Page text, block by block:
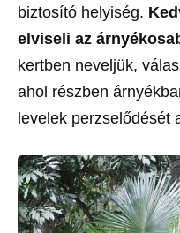
biztosító helyiség.
elviseli az
kertben neveljük,
ahol részben
levelek perzselődését